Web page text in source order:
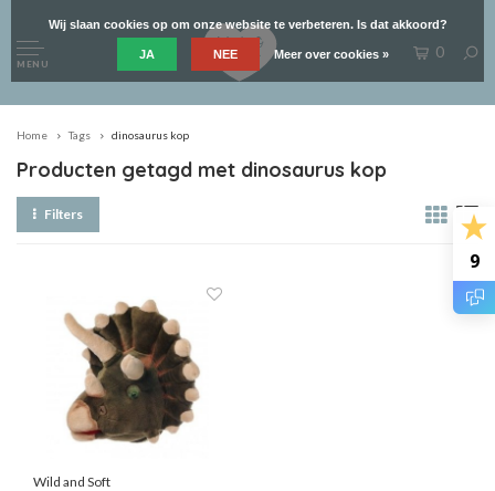
9
MENU
0
Home Tags dinosaurus kop
Producten getagd met dinosaurus kop
Filters
Wild and Soft
Wij slaan cookies op om onze website te verbeteren. Is dat akkoord?
JA NEE Meer over cookies »